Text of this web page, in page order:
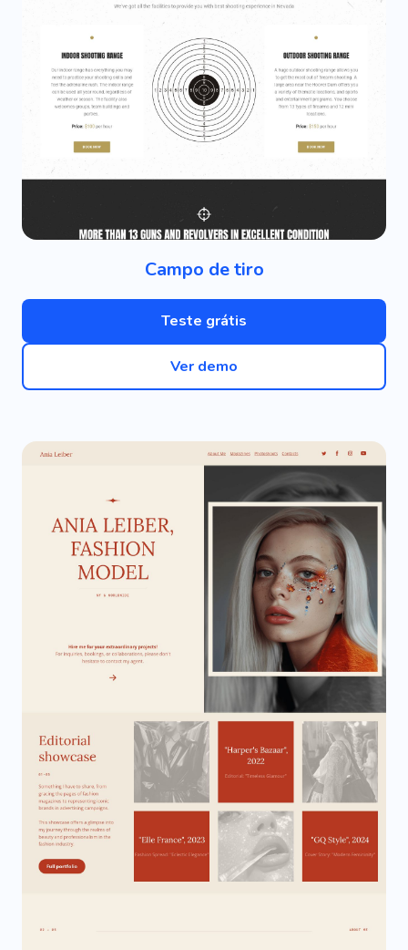
Campo de tiro
Teste grátis
Ver demo